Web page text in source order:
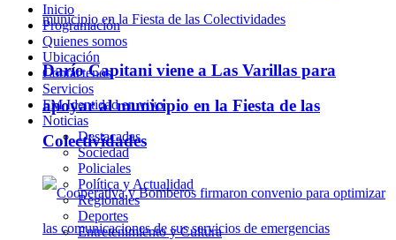
Darío Capitani viene a Las Varillas para
apoyar al municipio en la Fiesta de las
Colectividades
Inicio
Programación
Quienes somos
Ubicación
Contáctenos
Servicios
FM Identidad en vivo
Noticias
Destacadas
Sociedad
Policiales
Política y Actualidad
Regionales
Deportes
Entretenimiento y Cultura